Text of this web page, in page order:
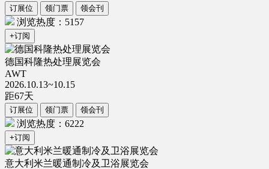
订展位 领门票 领会刊
浏览热度：5157
+订阅
德国科隆热处理展览会
AWT
2026.10.13~10.15
距67天
订展位 领门票 领会刊
浏览热度：6222
+订阅
意大利米兰暖通制冷及卫浴展览会